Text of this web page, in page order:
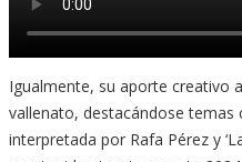
Igualmente, su aporte creativo
vallenato, destacándose temas
interpretada por Rafa Pérez y